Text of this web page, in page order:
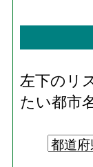
左下のリ
たい都市